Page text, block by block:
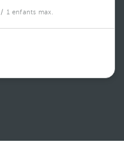
/ 1 enfants max.